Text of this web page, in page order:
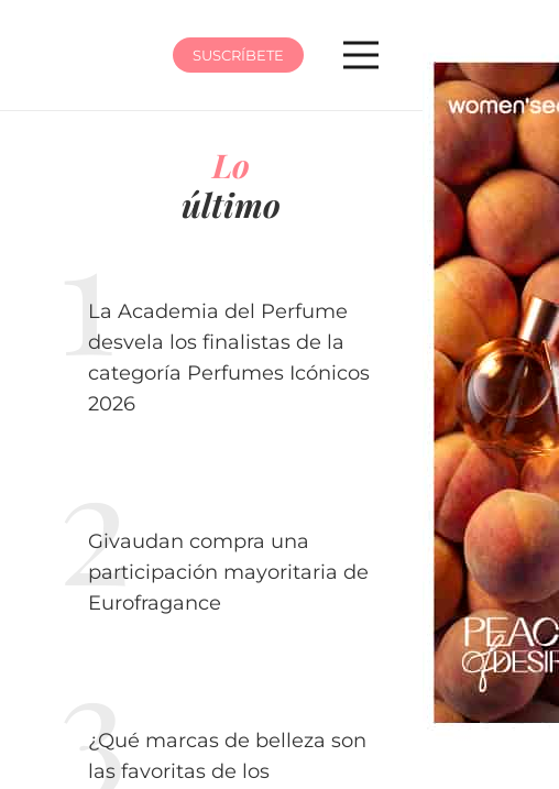
SUSCRÍBETE
Lo
último
La Academia del Perfume
desvela los finalistas de la
categoría Perfumes Icónicos
2026
Givaudan compra una
participación mayoritaria de
Eurofragance
¿Qué marcas de belleza son
las favoritas de los